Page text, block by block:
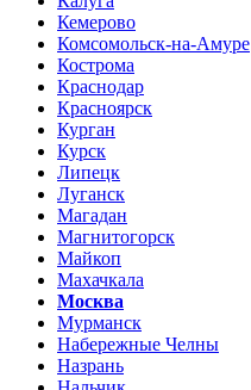
Кемерово
Комсомольск-на-Амуре
Кострома
Краснодар
Красноярск
Курган
Курск
Липецк
Луганск
Магадан
Магнитогорск
Майкоп
Махачкала
Москва
Мурманск
Набережные Челны
Назрань